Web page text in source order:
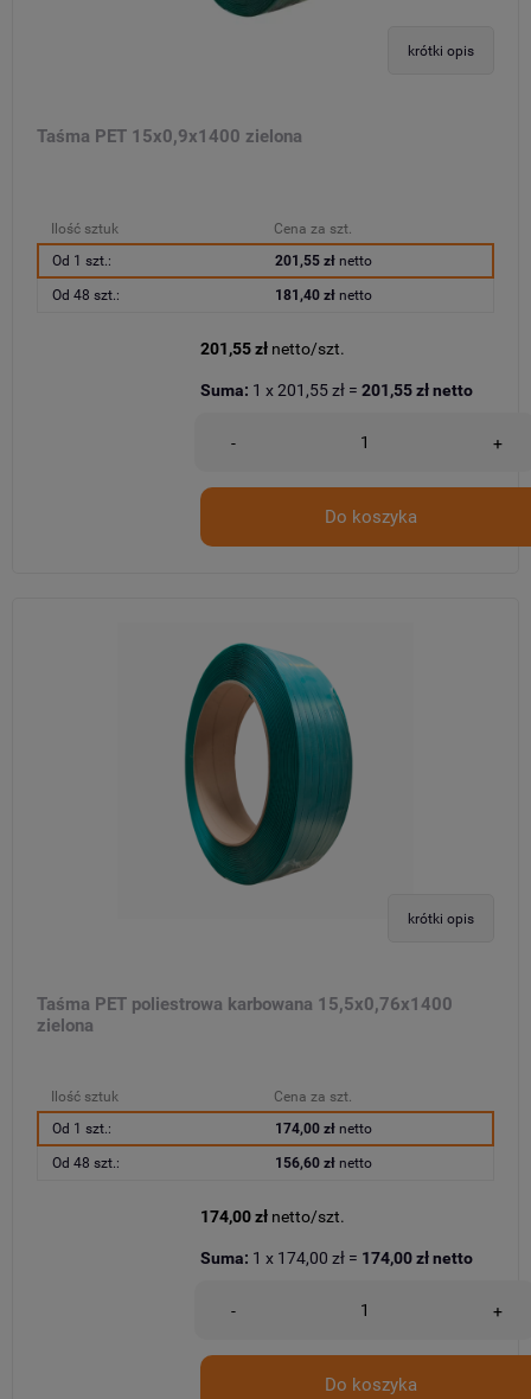
krótki opis
Taśma PET 15x0,9x1400 zielona
Ilość sztuk
Cena za szt.
Od 1 szt.:
201,55 złnetto
Od 48 szt.: 181,40 złnetto
201,55 zł netto/szt.
- +
Do koszyka
Suma: 1 x201,55 zł = 201,55 złnetto
krótki opis
Taśma PET poliestrowa karbowana 15,5x0,76x1400
zielona
Ilość sztuk
Cena za szt.
Od 1 szt.:
174,00 złnetto
Od 48 szt.: 156,60 złnetto
174,00 zł netto/szt.
- +
Do koszyka
Suma: 1 x 174,00 zł = 174,00 złnetto